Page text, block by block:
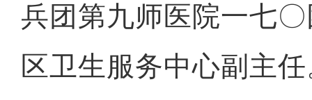
兵团第九师医院一七
区卫生服务中心副主